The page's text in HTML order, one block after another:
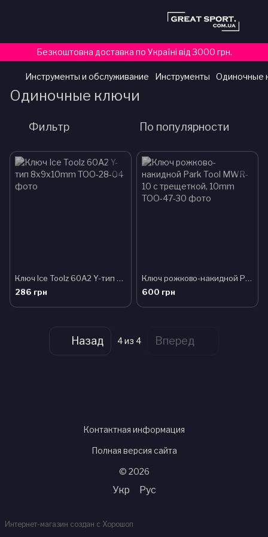
Безкоштовна доставка по Україні від 3000 грн.
Инструменты и обслуживание Инструменты Одиночные
Одиночные ключи
Фильтр По популярности
Ключ Ice Toolz 60A2 Y-тип 8x9x10mm
286 грн
Ключ рожково-накидной Park Tool MWR-10 с трещеткой, 10mm
600 грн
Назад 4из 4 Вперед
Контактная информация
Полная версия сайта
© 2026
Укр Рус
Интернет-магазин создан с Хорошоп